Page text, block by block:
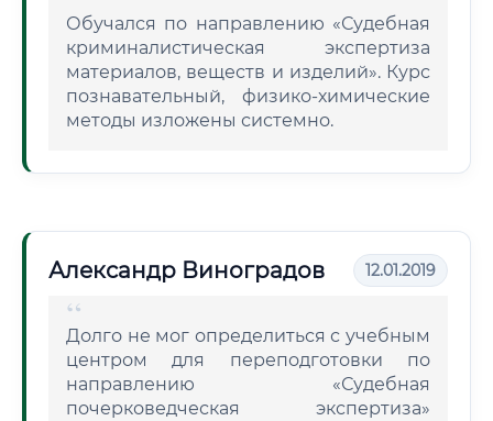
Обучался по направлению «Судебная
криминалистическая экспертиза
материалов, веществ и изделий». Курс
познавательный, физико-химические
методы изложены системно.
Александр Виноградов 12.01.2019
Долго не мог определиться с учебным
центром для переподготовки по
направлению «Судебная
почерковедческая экспертиза»